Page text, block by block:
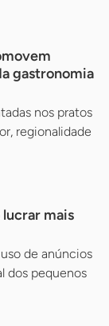
gastronomia
nos pratos
regionalidade
mais
de anúncios
dos pequenos